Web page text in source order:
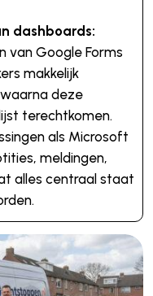
dashboards:
van Google Forms
makkelijk
deze
terechtkomen.
als Microsoft
meldingen,
alles centraal staat